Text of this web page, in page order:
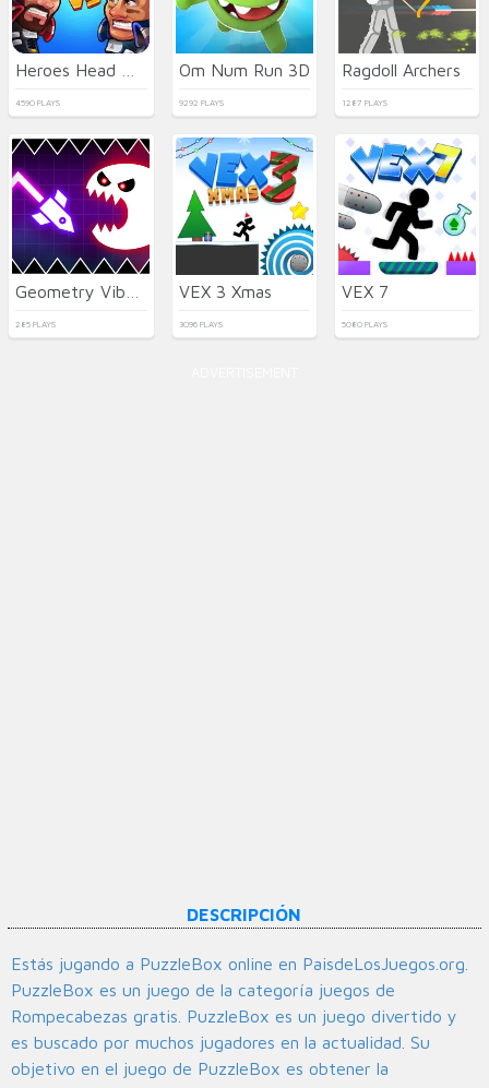
4590 PLAYS
Om Num Run 3D
9292 PLAYS
Ragdoll Archers
1287 PLAYS
285 PLAYS
VEX 3 Xmas
3096 PLAYS
VEX 7
5080 PLAYS
DESCRIPCIÓN
Estás jugando a PuzzleBox online en PaisdeLosJuegos.org.
PuzzleBox es un juego de la categoría juegos de
Rompecabezas gratis. PuzzleBox es un juego divertido y
es buscado por muchos jugadores en la actualidad. Su
objetivo en el juego de PuzzleBox es obtener la